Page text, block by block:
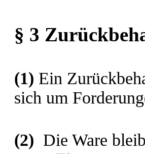
§ 3
(1) Ein
sich um
(2) Die Ware